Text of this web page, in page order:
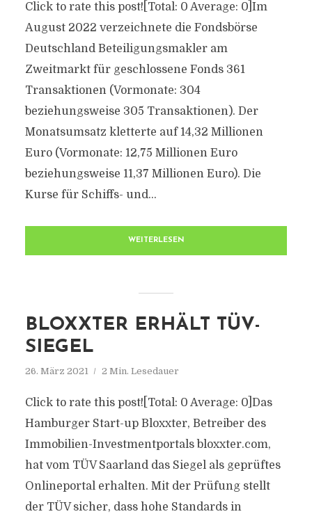
Click to rate this post![Total: 0 Average: 0]Im
August 2022 verzeichnete die Fondsbörse
Deutschland Beteiligungsmakler am
Zweitmarkt für geschlossene Fonds 361
Transaktionen (Vormonate: 304
beziehungsweise 305 Transaktionen). Der
Monatsumsatz kletterte auf 14,32 Millionen
Euro (Vormonate: 12,75 Millionen Euro
beziehungsweise 11,37 Millionen Euro). Die
Kurse für Schiffs- und...
WEITERLESEN
BLOXXTER ERHÄLT TÜV-
SIEGEL
26. März 2021 2 Min. Lesedauer
Click to rate this post![Total: 0 Average: 0]Das
Hamburger Start-up Bloxxter, Betreiber des
Immobilien-Investmentportals bloxxter.com,
hat vom TÜV Saarland das Siegel als geprüftes
Onlineportal erhalten. Mit der Prüfung stellt
der TÜV sicher, dass hohe Standards in